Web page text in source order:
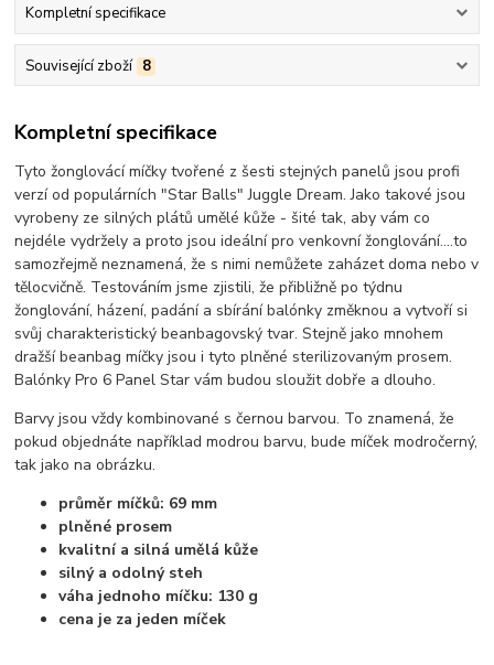
Kompletní specifikace
Související zboží 8
Kompletní specifikace
Tyto žonglovácí míčky tvořené z šesti stejných panelů jsou profi
verzí od populárních "Star Balls" Juggle Dream. Jako takové jsou
vyrobeny ze silných plátů umělé kůže - šité tak, aby vám co
nejdéle vydržely a proto jsou ideální pro venkovní žonglování....to
samozřejmě neznamená, že s nimi nemůžete zaházet doma nebo v
tělocvičně. Testováním jsme zjistili, že přibližně po týdnu
žonglování, házení, padání a sbírání balónky změknou a vytvoří si
svůj charakteristický beanbagovský tvar. Stejně jako mnohem
dražší beanbag míčky jsou i tyto plněné sterilizovaným prosem.
Balónky Pro 6 Panel Star vám budou sloužit dobře a dlouho.
Barvy jsou vždy kombinované s černou barvou. To znamená, že
pokud objednáte například modrou barvu, bude míček modročerný,
tak jako na obrázku.
průměr míčků: 69 mm
plněné prosem
kvalitní a silná umělá kůže
silný a odolný steh
váha jednoho míčku: 130 g
cena je za jeden míček